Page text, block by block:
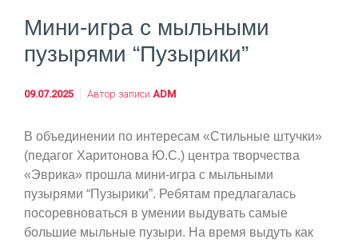
Мини-игра с мыльными
пузырями “Пузырики”
09.07.2025 Автор записи ADM
В объединении по интересам «Стильные штучки»
(педагог Харитонова Ю.С.) центра творчества
«Эврика» прошла мини-игра с мыльными
пузырями “Пузырики”. Ребятам предлагалась
посоревноваться в умении выдувать самые
большие мыльные пузыри. На время выдуть как